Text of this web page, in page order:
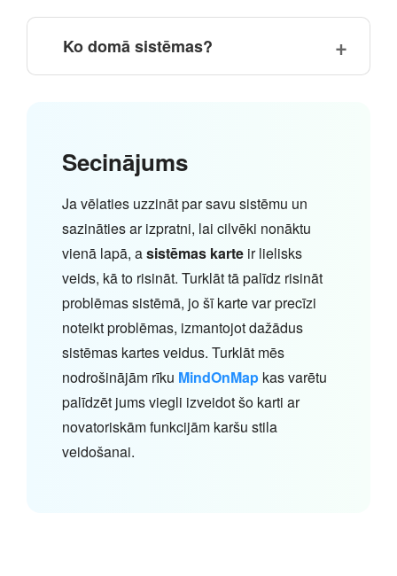
Ko domā sistēmas?
Secinājums
Ja vēlaties uzzināt par savu sistēmu un
sazināties ar izpratni, lai cilvēki nonāktu
vienā lapā, asistēmas karte ir lielisks
veids, kā to risināt. Turklāt tā palīdz risināt
problēmas sistēmā, jo šī karte var precīzi
noteikt problēmas, izmantojot dažādus
sistēmas kartes veidus. Turklāt mēs
nodrošinājām rīku MindOnMap kas varētu
palīdzēt jums viegli izveidot šo karti ar
novatoriskām funkcijām karšu stila
veidošanai.